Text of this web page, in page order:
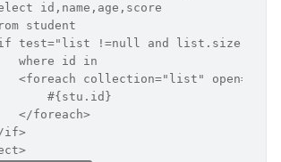
id,name,age,score
student
test="list !=null and list.size > 0
where id in
<foreach collection="list" open="("
#{stu.id}
</foreach>
if>